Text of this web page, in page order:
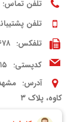
تلفن تماس:
تلفن
تلفکس:
کدپستی:
آدرس:
کاوه، پلاک ۳
شبکه های